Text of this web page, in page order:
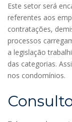
Este setor será
referentes aos
contratações,
processos
a legislação
das categorias.
nos condomínios.